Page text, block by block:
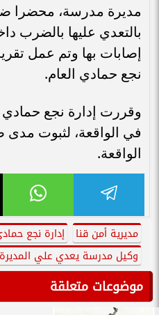
مديرة مدرسة، محضرا
بالتعدي عليها بالضرب
إصابات بها وتم عمل
نجع حمادي العام.
وقررت إدارة نجع حمادي
في الواقعة، لثبوت
الواقعة.
مديرية أمن قنا
إدارة نجع
وكيل مدرسة يعدي علي المديرة
موضوعات متعلقة